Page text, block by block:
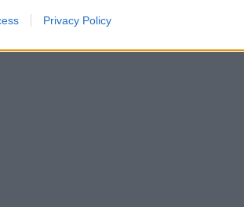
Privacy Policy